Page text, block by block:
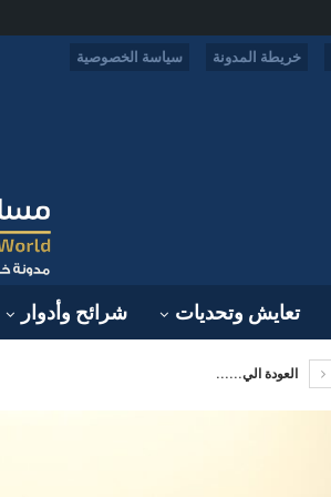
خريطة المدونة سياسة الخصوصية
تعايش وتحديات شرائح وأدوار
العودة الي......